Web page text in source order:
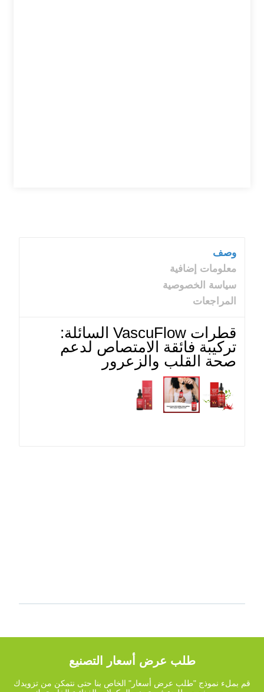
وصف
معلومات إضافية
سياسة الخصوصية
المراجعات
قطرات VascuFlow السائلة:
تركيبة فائقة الامتصاص لدعم
صحة القلب والزعرور
طلب عرض أسعار التصنيع
قم بملء نموذج "طلب عرض أسعار" الخاص بنا حتى نتمكن من تزويدك